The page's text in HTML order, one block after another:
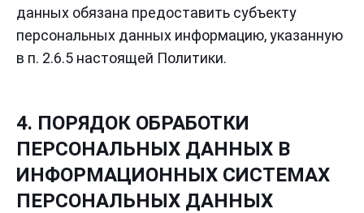
данных обязана предоставить субъекту
персональных данных информацию, указанную
в п. 2.6.5 настоящей Политики.
4. ПОРЯДОК ОБРАБОТКИ
ПЕРСОНАЛЬНЫХ ДАННЫХ В
ИНФОРМАЦИОННЫХ СИСТЕМАХ
ПЕРСОНАЛЬНЫХ ДАННЫХ